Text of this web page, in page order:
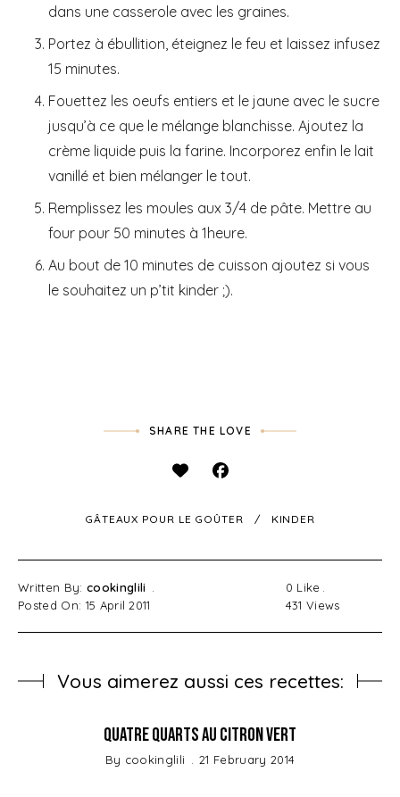
dans une casserole avec les graines.
Portez à ébullition, éteignez le feu et laissez infusez
15 minutes.
Fouettez les oeufs entiers et le jaune avec le sucre
jusqu’à ce que le mélange blanchisse. Ajoutez la
crème liquide puis la farine. Incorporez enfin le lait
vanillé et bien mélanger le tout.
Remplissez les moules aux 3/4 de pâte. Mettre au
four pour 50 minutes à 1heure.
Au bout de 10 minutes de cuisson ajoutez si vous
le souhaitez un p’tit kinder ;).
SHARE THE LOVE
GÂTEAUX POUR LE GOÛTER KINDER
Written By: cookinglili
Posted On: 15 April 2011
0 Like
431 Views
Vous aimerez aussi ces recettes:
Quatre Quarts au Citron Vert
By cookinglili 21 February 2014